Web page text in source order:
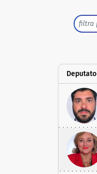
Deputato